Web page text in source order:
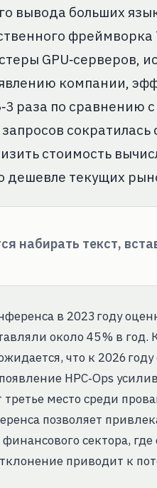
вывода больших
фреймворка
GPU‑серверов,
компании,
раза по
сократилась
стоимость
дешевле текущих
набирать текст,
в 2023 году
около 45 % в
что к 2026
HPC‑Ops
место среди
позволяет
сектора, где
приводит к